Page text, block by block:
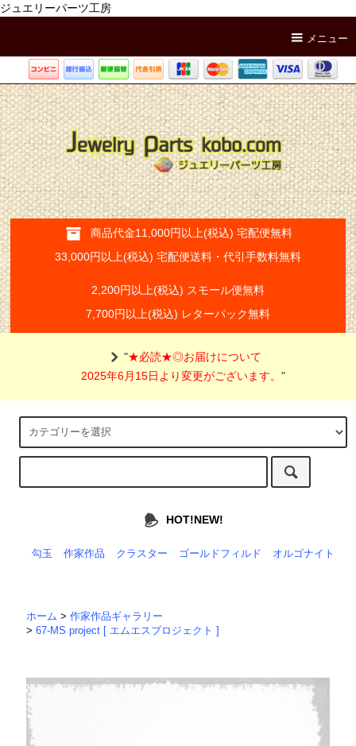
ジュエリーパーツ工房
メニュー
商品代金11,000円以上(税込) 宅配便無料
33,000円以上(税込) 宅配便送料・代引手数料無料
2,200円以上(税込) スモール便無料
7,700円以上(税込) レターパック無料
"★必読★◎お届けについて
2025年6月15日より変更がございます。"
HOT!NEW!
勾玉 作家作品 クラスター ゴールドフィルド オルゴナイト
ホーム >作家作品ギャラリー
>67-MS project [ エムエスプロジェクト ]